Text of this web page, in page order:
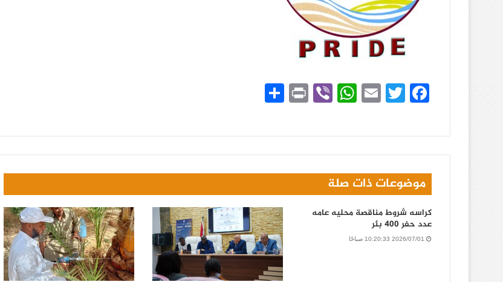
Fa
ce
bo
ok
T
wi
tte
r
E
m
ail
W
ha
ts
A
pp
Vi
be
r
Pr
in
t ر
موضوعات ذات صلة
كراسه شروط مناقصة محليه عامه
عدد حفر 400 بئر
2026/07/01 10:20:33 صباحًا